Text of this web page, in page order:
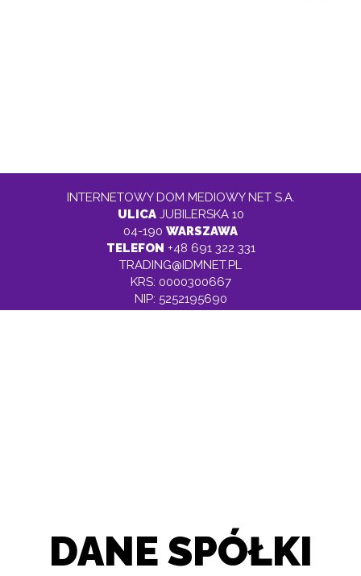
INTERNETOWY DOM MEDIOWY NET S.A.
ULICAJUBILERSKA 10
04-190 WARSZAWA
TELEFON +48 691 322 331
TRADING@IDMNET.PL
KRS: 0000300667
NIP: 5252195690
DANE SPÓŁKI